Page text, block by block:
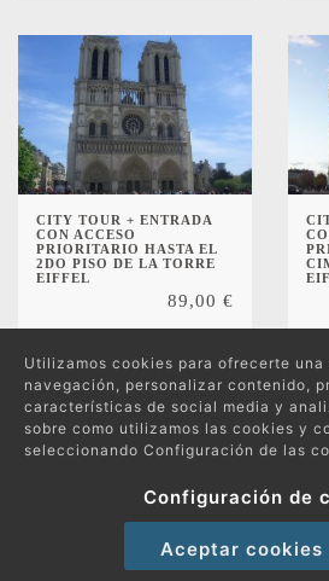
CITY TOUR + ENTRADA
CON ACCESO
PRIORITARIO HASTA EL
2DO PISO DE LA TORRE
EIFFEL
89,00 €
Protección de
Política de compras y
Política de
Utilizamos cookies para ofrecerte una
navegación, personalizar contenido,
características de social media y
sobre como utilizamos las cookies y
seleccionando Configuración de las
Configuración de
Aceptar cookies